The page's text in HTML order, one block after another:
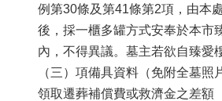
例第30條及第41條第2項，由本
後，採一櫃多罐方式安奉於本市
內，不得異議。墓主若欲自臻愛
（三）項備具資料（免附全墓照
領取遷葬補償費或救濟金之差額